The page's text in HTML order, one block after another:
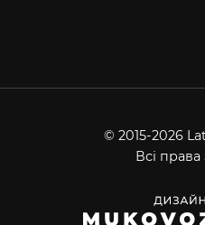
© 2015-2026
Всі